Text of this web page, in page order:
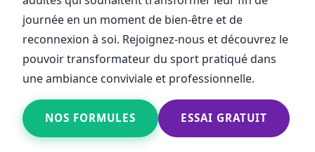
journée en un moment de bien-être et de
reconnexion à soi. Rejoignez-nous et découvrez le
pouvoir transformateur du sport pratiqué dans
une ambiance conviviale et professionnelle.
NOS FORMULES ESSAI GRATUIT